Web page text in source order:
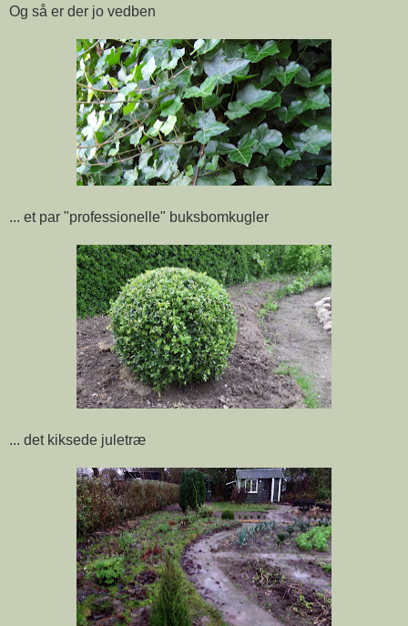
Og så er der jo vedben
... et par "professionelle" buksbomkugler
... det kiksede juletræ